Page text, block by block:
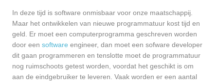
In deze tijd is software onmisbaar voor onze maatschappij.
Maar het ontwikkelen van nieuwe programmatuur kost tijd en
geld. Er moet een computerprogramma geschreven worden
door een software engineer, dan moet een sofware developer
dit gaan programmeren en tenslotte moet de programmatuur
nog ruimschoots getest worden, voordat het geschikt is om
aan de eindgebruiker te leveren. Vaak worden er een aantal